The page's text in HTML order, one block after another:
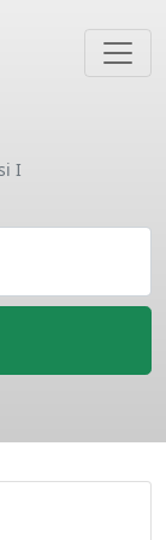
I